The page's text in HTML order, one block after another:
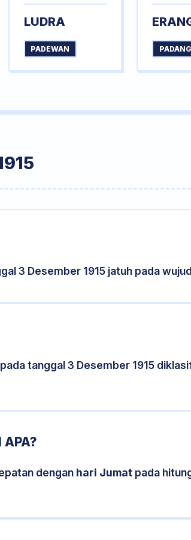
LUDRA
PADEWAN
3 Desember 1915 jatuh pada
tanggal 3 Desember 1915
APA?
dengan hari Jumat pada